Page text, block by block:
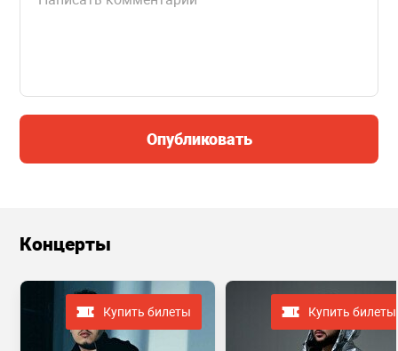
Опубликовать
Концерты
Купить билеты Купить билеты